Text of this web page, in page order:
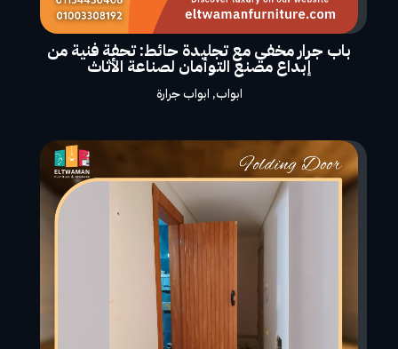
باب جرار مخفي مع تجليدة حائط: تحفة فنية من
إبداع مصنع التوأمان لصناعة الأثاث
ابواب, ابواب جرارة